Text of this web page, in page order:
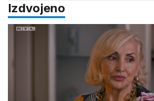
Izdvojeno